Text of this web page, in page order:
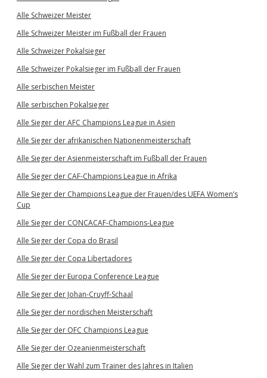
Alle Schweizer Meister
Alle Schweizer Meister im Fußball der Frauen
Alle Schweizer Pokalsieger
Alle Schweizer Pokalsieger im Fußball der Frauen
Alle serbischen Meister
Alle serbischen Pokalsieger
Alle Sieger der AFC Champions League in Asien
Alle Sieger der afrikanischen Nationenmeisterschaft
Alle Sieger der Asienmeisterschaft im Fußball der Frauen
Alle Sieger der CAF-Champions League in Afrika
Alle Sieger der Champions League der Frauen/des UEFA Women’s
Cup
Alle Sieger der CONCACAF-Champions-League
Alle Sieger der Copa do Brasil
Alle Sieger der Copa Libertadores
Alle Sieger der Europa Conference League
Alle Sieger der Johan-Cruyff-Schaal
Alle Sieger der nordischen Meisterschaft
Alle Sieger der OFC Champions League
Alle Sieger der Ozeanienmeisterschaft
Alle Sieger der Wahl zum Trainer des Jahres in Italien